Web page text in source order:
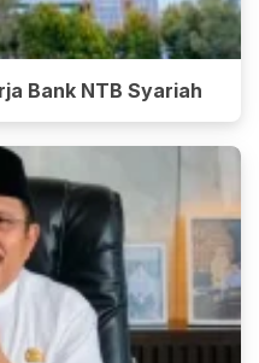
Bank NTB Syariah